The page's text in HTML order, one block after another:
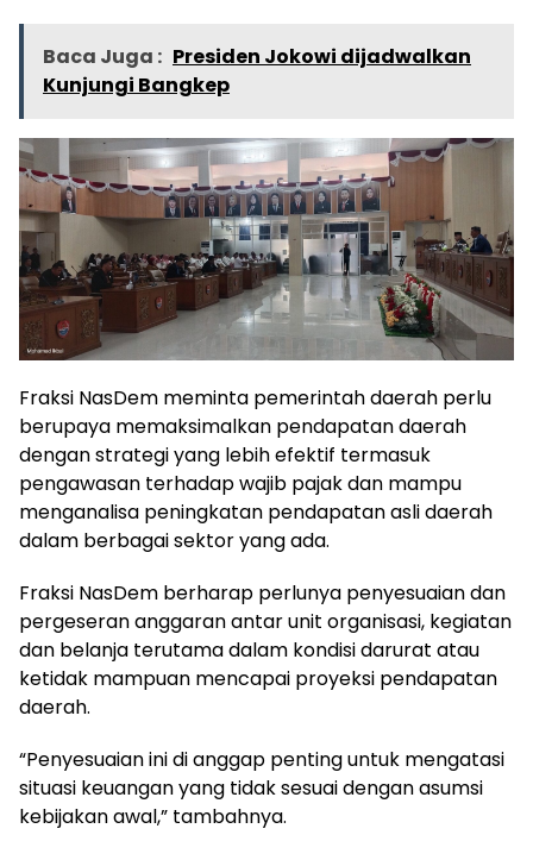
Baca Juga : Presiden Jokowi dijadwalkan
Kunjungi Bangkep
Fraksi NasDem meminta pemerintah daerah perlu
berupaya memaksimalkan pendapatan daerah
dengan strategi yang lebih efektif termasuk
pengawasan terhadap wajib pajak dan mampu
menganalisa peningkatan pendapatan asli daerah
dalam berbagai sektor yang ada.
Fraksi NasDem berharap perlunya penyesuaian dan
pergeseran anggaran antar unit organisasi, kegiatan
dan belanja terutama dalam kondisi darurat atau
ketidak mampuan mencapai proyeksi pendapatan
daerah.
“Penyesuaian ini di anggap penting untuk mengatasi
situasi keuangan yang tidak sesuai dengan asumsi
kebijakan awal,” tambahnya.